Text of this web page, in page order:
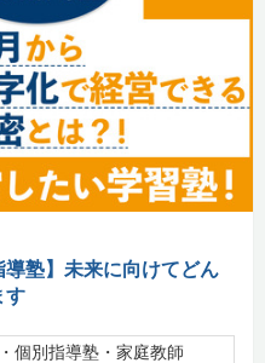
導塾】未来に向けてどん
す
個別指導塾・家庭教師